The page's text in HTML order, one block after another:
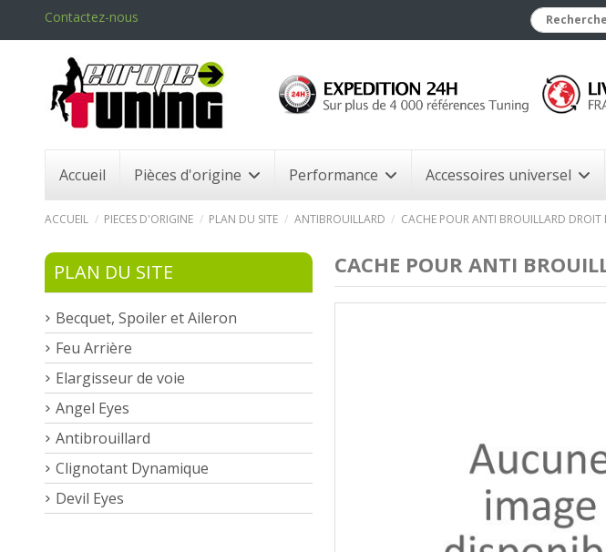
Contactez-nous
Accueil Pièces d'origine Performance Accessoires universel
ACCUEIL PIECES D'ORIGINE PLAN DU SITE ANTIBROUILLARD CACHE POUR ANTI BROUILLARD DROIT
CACHE POUR ANTI
PLAN DU SITE
Becquet, Spoiler et Aileron
Feu Arrière
Elargisseur de voie
Angel Eyes
Antibrouillard
Clignotant Dynamique
Devil Eyes